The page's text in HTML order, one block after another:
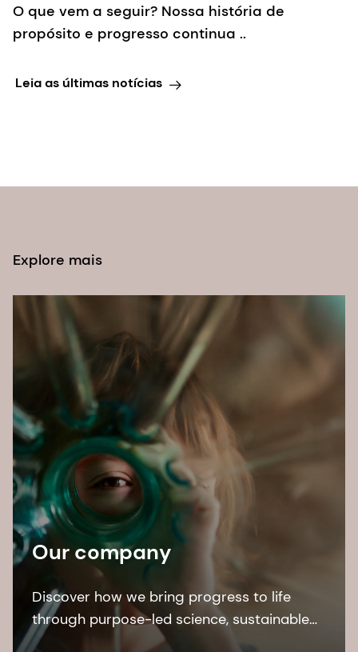
O que vem a seguir? Nossa história de
propósito e progresso continua ..
Leia as últimas notícias
Explore mais
Our company
Discover how we bring progress to life
through purpose-led science, sustainable
solutions, building on our 150-year heritage,